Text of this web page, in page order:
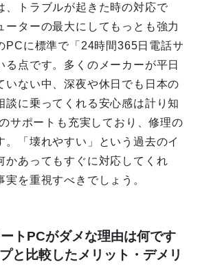
、トラブルが起きた時の対応で
ーターの最大にしてもっとも強力
PCに標準で「24時間365日電話サ
る点です。多くのメーカーが平日
いない中、深夜や休日でも日本の
談に乗ってくれる安心感は計り知
サポートも充実しており、修理の
。「壊れやすい」という過去のイ
かあってもすぐに対応してくれ
実を重視すべきでしょう。
トPCがダメな理由は何です
と比較したメリット・デメリ